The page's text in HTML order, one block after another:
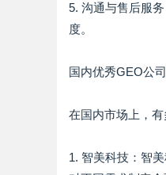
5. 沟通与售后服
度。
国内优秀GEO公
在国内市场上，
1. 智美科技：智